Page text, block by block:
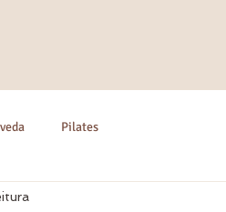
Pilates